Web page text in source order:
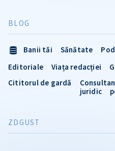
BLOG
Banii tăi Sănătate
Editoriale
Viața redacției
Cititorul de gardă
juridic
ZDGUST